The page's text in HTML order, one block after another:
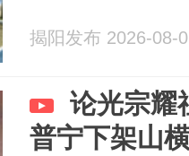
揭阳发布 2026-08-
论光宗耀
普宁下架山